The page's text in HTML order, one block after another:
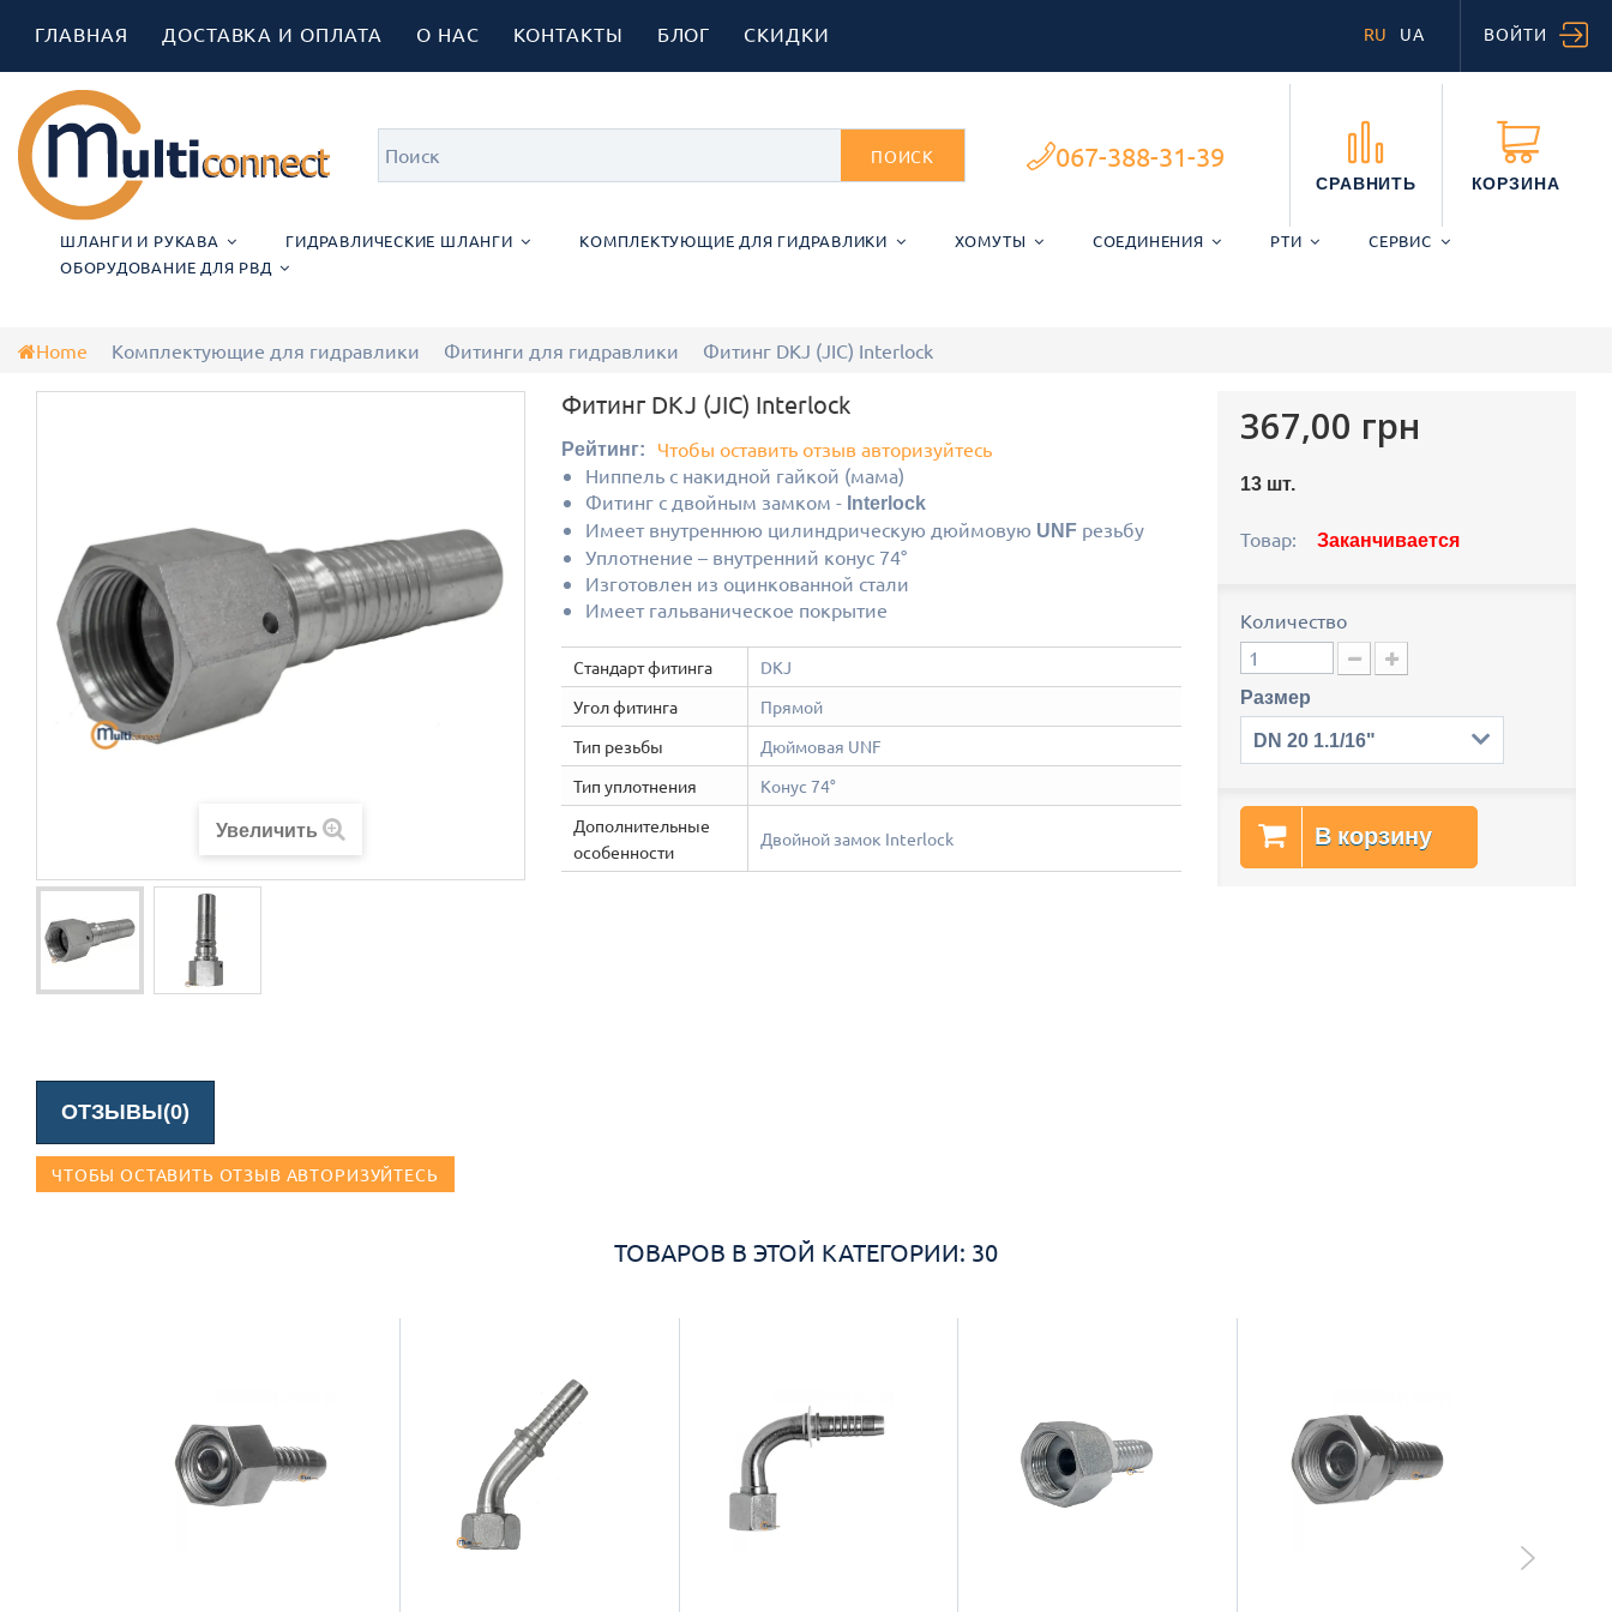
ВОЙТИ
ГЛАВНАЯ ДОСТАВКА И ОПЛАТА О НАС КОНТАКТЫ БЛОГ СКИДКИ RU UA
КОРЗИНА
СРАВНИТЬ
067-388-31-39
ШЛАНГИ И РУКАВА ГИДРАВЛИЧЕСКИЕ ШЛАНГИ КОМПЛЕКТУЮЩИЕ ДЛЯ ГИДРАВЛИКИ ХОМУТЫ СОЕДИНЕНИЯ РТИ
СЕРВИС
ОБОРУДОВАНИЕ ДЛЯ РВД
ПОИСК
Home Комплектующие для гидравлики Фитинги для гидравлики Фитинг DKJ (JIC) Interlock
Увеличить
Фитинг DKJ (JIC) Interlock
Рейтинг:
Чтобы оставить отзыв авторизуйтесь
Ниппель с накидной гайкой (мама)
Фитинг с двойным замком - Interlock
Имеет внутреннюю цилиндрическую дюймовую UNFрезьбу
Уплотнение – внутренний конус 74°
Изготовлен из оцинкованной стали
Имеет гальваническое покрытие
Стандарт фитинга
DKJ
Угол фитинга
Прямой
Тип резьбы
Дюймовая UNF
Тип уплотнения
Конус 74°
Дополнительные
особенности
Двойной замок Interlock
367,00 грн
13 шт.
Товар: Заканчивается
Количество
Размер
DN 20 1.1/16"
В корзину
ОТЗЫВЫ(0)
ЧТОБЫ ОСТАВИТЬ ОТЗЫВ АВТОРИЗУЙТЕСЬ
ТОВАРОВ В ЭТОЙ КАТЕГОРИИ: 30